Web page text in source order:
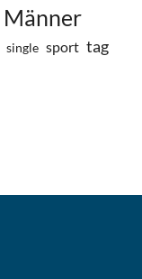
Männer
single sport tag